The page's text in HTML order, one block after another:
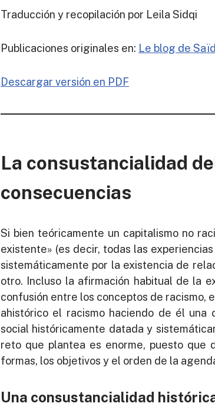
Traducción y recopilación por Leila Sidqi
Publicaciones originales en: Le blog de
Descargar versión en PDF
La consustancialidad
consecuencias
Si bien teóricamente un capitalismo no
existente» (es decir, todas las
sistemáticamente por la existencia de
otro. Incluso la afirmación habitual de la
confusión entre los conceptos de racismo,
ahistórico el racismo haciendo de él una
social históricamente datada y
reto que plantea es enorme, puesto que
formas, los objetivos y el orden de la
Una consustancialidad